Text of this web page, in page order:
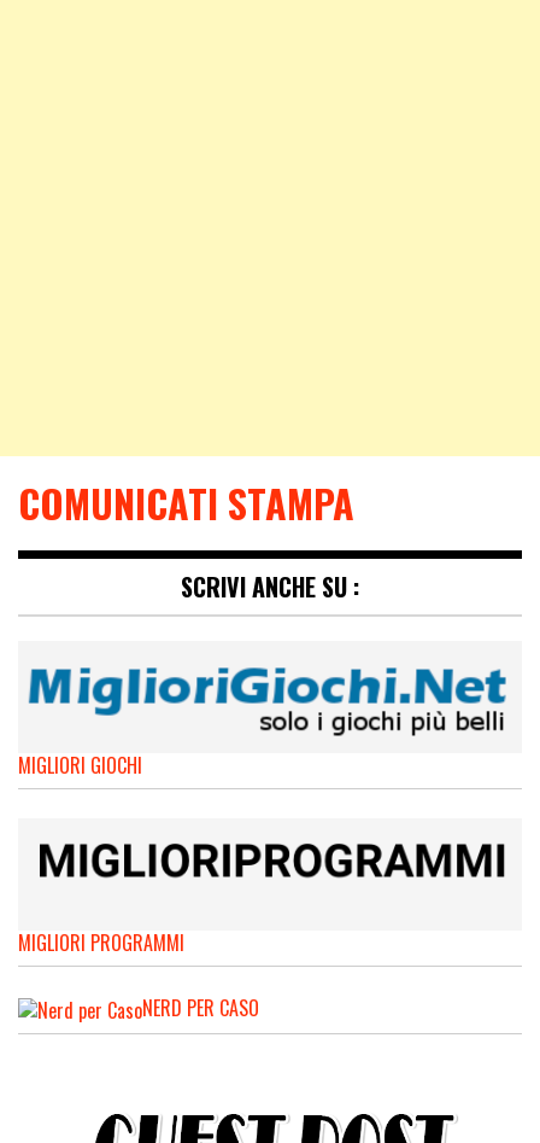
COMUNICATI STAMPA
SCRIVI ANCHE SU :
MIGLIORI GIOCHI
MIGLIORI PROGRAMMI
NERD PER CASO